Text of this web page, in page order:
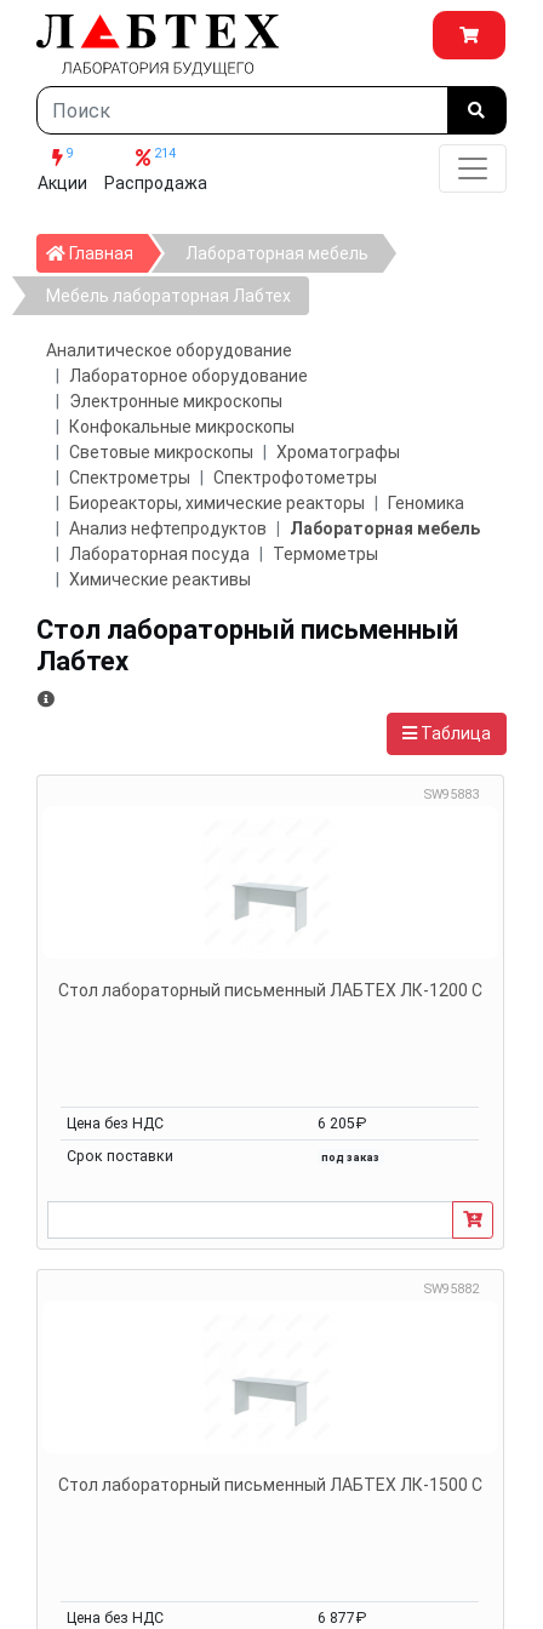
9
Акции
214
Распродажа
Главная ГлавнаяЛабораторная мебель
Мебель лабораторная Лабтех
Аналитическое оборудование
Лабораторное оборудование
Электронные микроскопы
Конфокальные микроскопы
Световые микроскопы
Хроматографы
Спектрометры
Спектрофотометры
Биореакторы, химические реакторы
Геномика
Анализ нефтепродуктов
Лабораторная мебель
Лабораторная посуда
Термометры
Химические реактивы
Стол лабораторный письменный
Лабтех
Таблица
SW95883
Стол лабораторный письменный ЛАБТЕХ ЛК-1200 С
Цена без НДС
6 205₽
Срок поставки
под заказ
SW95882
Стол лабораторный письменный ЛАБТЕХ ЛК-1500 С
Цена без НДС 6 877₽